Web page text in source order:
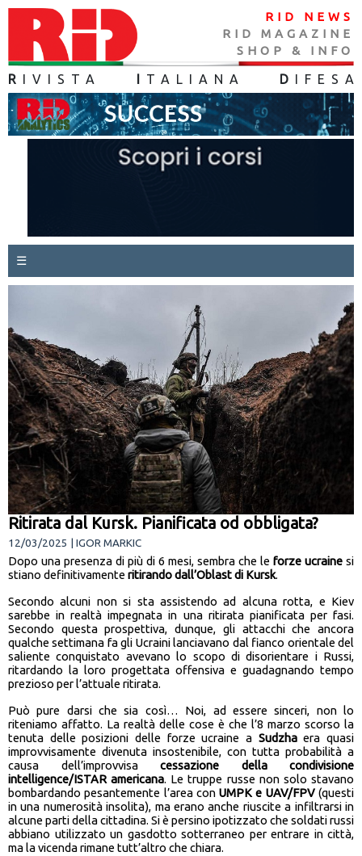
RID NEWS
RID MAGAZINE
SHOP & INFO
R IVISTA TALIANA D IFES A
☰
Ritirata dal Kursk. Pianificata od obbligata?
12/03/2025 | IGOR MARKIC
Dopo una presenza di più di 6 mesi, sembra che le forze ucraine si
stiano definitivamente ritirando dall’Oblast di Kursk.
Secondo alcuni non si sta assistendo ad alcuna rotta, e Kiev
sarebbe in realtà impegnata in una ritirata pianificata per fasi.
Secondo questa prospettiva, dunque, gli attacchi che ancora
qualche settimana fa gli Ucraini lanciavano dal fianco orientale del
saliente conquistato avevano lo scopo di disorientare i Russi,
ritardando la loro progettata offensiva e guadagnando tempo
prezioso per l’attuale ritirata.
Può pure darsi che sia così… Noi, ad essere sinceri, non lo
riteniamo affatto. La realtà delle cose è che l’8 marzo scorso la
tenuta delle posizioni delle forze ucraine a Sudzhaera quasi
improvvisamente divenuta insostenibile, con tutta probabilità a
causa dell’improvvisa cessazione della condivisione
intelligence/ISTAR americana. Le truppe russe non solo stavano
bombardando pesantemente l’area conUMPK e UAV/FPV(questi
in una numerosità insolita), ma erano anche riuscite a infiltrarsi in
alcune parti della cittadina. Si è persino ipotizzato che soldati russi
abbiano utilizzato un gasdotto sotterraneo per entrare in città,
ma la vicenda rimane tutt’altro che chiara.